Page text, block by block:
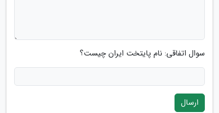
سوال اتفاقی: نام پایتخت ایران چیست؟
ارسال